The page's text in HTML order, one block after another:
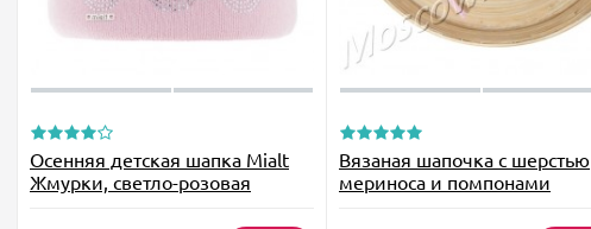
Осенняя детская шапка Mialt
Жмурки, светло-розовая
Вязаная шапочка с шерстью
мериноса и помпонами